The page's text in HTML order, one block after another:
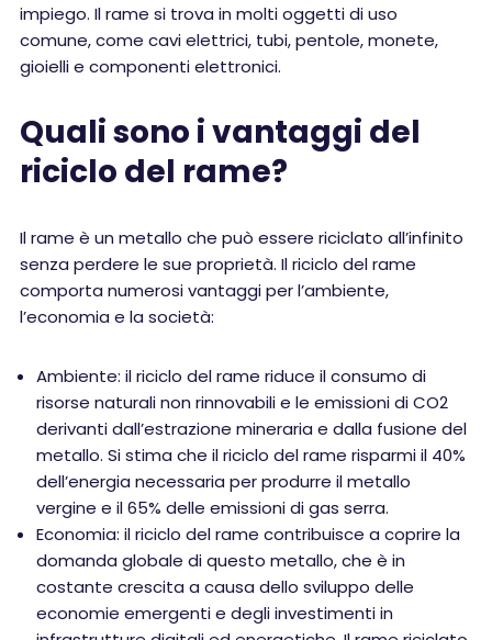
impiego. Il rame si trova in molti oggetti di uso
comune, come cavi elettrici, tubi, pentole, monete,
gioielli e componenti elettronici.
Quali sono i vantaggi del
riciclo del rame?
Il rame è un metallo che può essere riciclato all’infinito
senza perdere le sue proprietà. Il riciclo del rame
comporta numerosi vantaggi per l’ambiente,
l’economia e la società:
Ambiente: il riciclo del rame riduce il consumo di
risorse naturali non rinnovabili e le emissioni di CO2
derivanti dall’estrazione mineraria e dalla fusione del
metallo. Si stima che il riciclo del rame risparmi il 40%
dell’energia necessaria per produrre il metallo
vergine e il 65% delle emissioni di gas serra.
Economia: il riciclo del rame contribuisce a coprire la
domanda globale di questo metallo, che è in
costante crescita a causa dello sviluppo delle
economie emergenti e degli investimenti in